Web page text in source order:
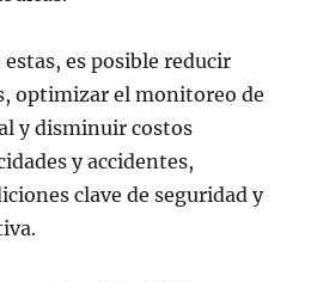
es posible reducir
optimizar el monitoreo de
y disminuir costos
y accidentes,
clave de seguridad y